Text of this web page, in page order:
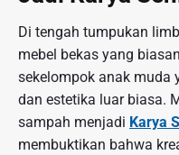
Di tengah tumpukan
mebel bekas yang
sekelompok anak muda
dan estetika luar biasa.
sampah menjadi Karya
membuktikan bahwa